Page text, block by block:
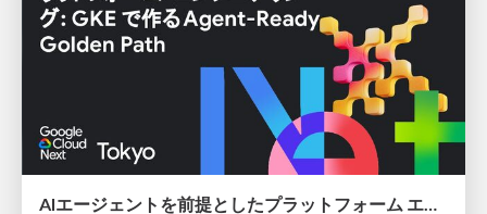
AIエージェントを前提としたプラットフォーム エンジニアリング：GKEで作るAgent-Ready Golden Path